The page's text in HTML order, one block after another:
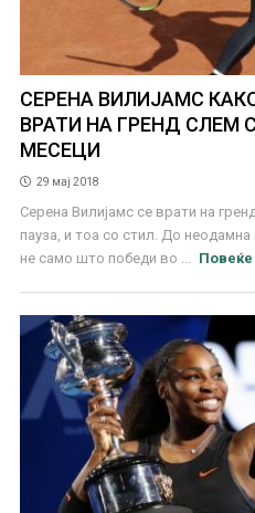
СЕРЕНА ВИЛИЈАМС
ВРАТИ НА ГРЕНД СЛЕМ
МЕСЕЦИ
29 мај 2018
Серена Вилијамс се врати на
пауза, и тоа со стил. До неодамна
не само што победи во ...
Повеќе